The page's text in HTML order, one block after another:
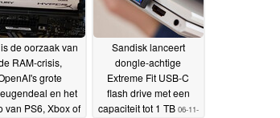
de oorzaak van
RAM-crisis,
grote
en het
van PS6, Xbox of
Sandisk lanceert
dongle-achtige
Extreme Fit USB-C
flash drive met een
capaciteit tot 1 TB 06-11-